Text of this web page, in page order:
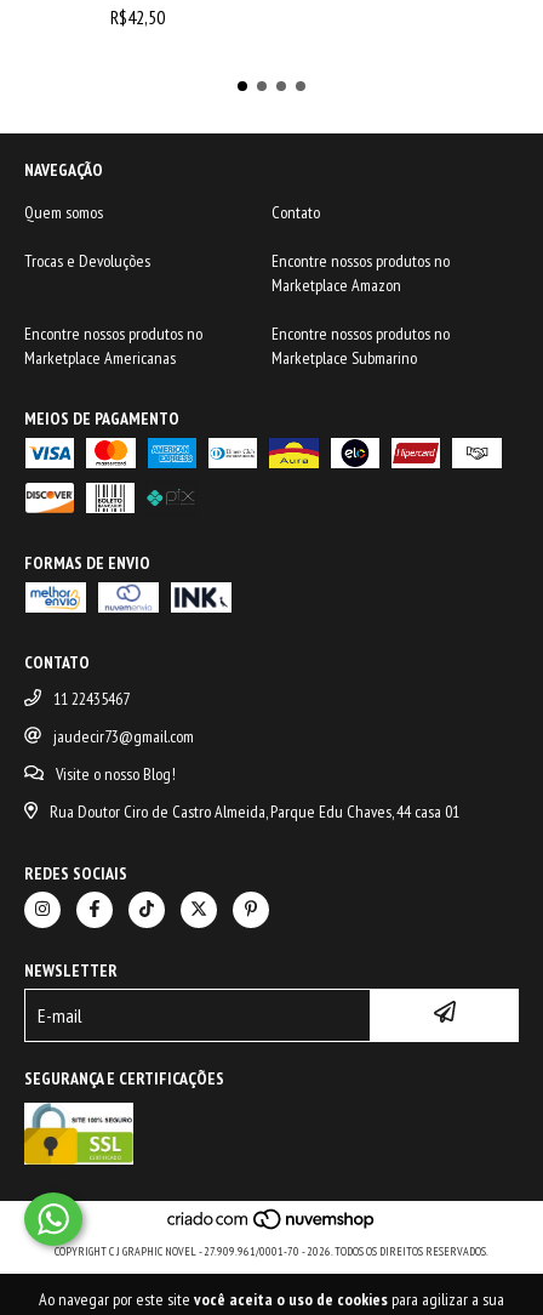
Ao navegar por este site você aceita o uso de cookiespara agilizar a sua
R$42,50
NAVEGAÇÃO
Quem somos
Contato
Trocas e Devoluções
Encontre nossos produtos no
Marketplace Amazon
Encontre nossos produtos no
Marketplace Americanas
Encontre nossos produtos no
Marketplace Submarino
MEIOS DE PAGAMENTO
FORMAS DE ENVIO
CONTATO
11 22435467
jaudecir73@gmail.com
Visite o nosso Blog!
Rua Doutor Ciro de Castro Almeida, Parque Edu Chaves, 44 casa 01
REDES SOCIAIS
NEWSLETTER
SEGURANÇA E CERTIFICAÇÕES
COPYRIGHT C J GRAPHIC NOVEL - 27.909.961/0001-70 - 2026. TODOS OS DIREITOS RESERVADOS.